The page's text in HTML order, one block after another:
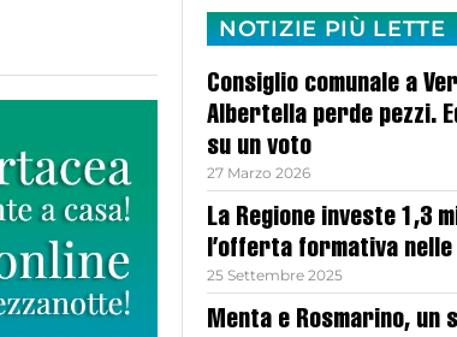
NOTIZIE PIÙ LETTE
Consiglio comunale a
Albertella perde pezzi.
su un voto
27 Marzo 2026
La Regione investe 1,3
l’offerta formativa nelle
25 Settembre 2025
Menta e Rosmarino, un